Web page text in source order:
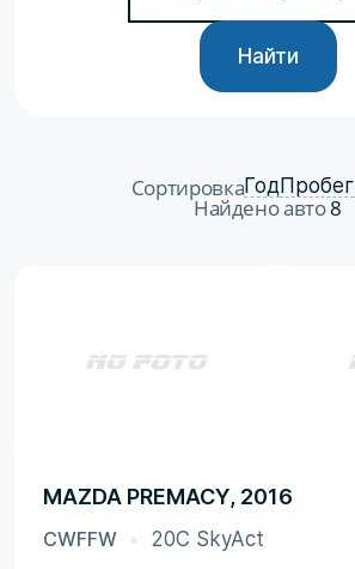
Найти
СортировкаГодПробег
Найдено авто8
MAZDA PREMACY, 2016
CWFFW 20C SkyAct